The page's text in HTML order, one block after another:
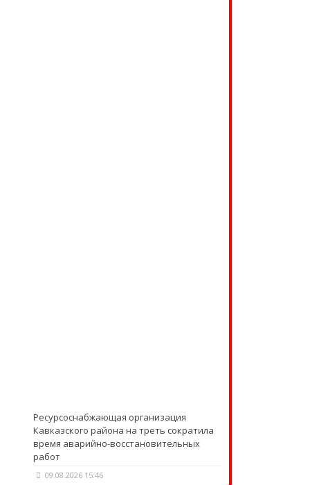
Ресурсоснабжающая организация
Кавказского района на треть сократила
время аварийно-восстановительных
работ
09.08.2026 15:46